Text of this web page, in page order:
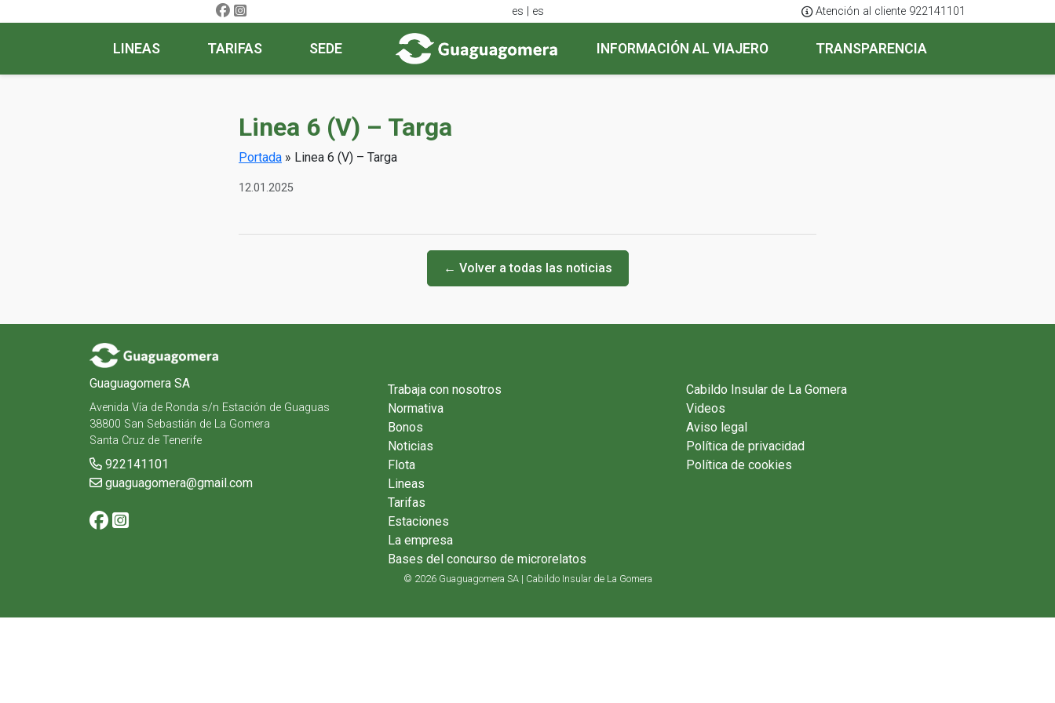
es | es Atención al cliente 922141101
LINEAS TARIFAS SEDE INFORMACIÓN AL VIAJERO TRANSPARENCIA
Linea 6 (V) – Targa
Portada » Linea 6 (V) – Targa
12.01.2025
← Volver a todas las noticias
Guaguagomera SA
Avenida Vía de Ronda s/n Estación de Guaguas
38800 San Sebastián de La Gomera
Santa Cruz de Tenerife
922141101
guaguagomera@gmail.com
Trabaja con nosotros
Normativa
Bonos
Noticias
Flota
Lineas
Tarifas
Estaciones
La empresa
Bases del concurso de microrelatos
Cabildo Insular de La Gomera
Videos
Aviso legal
Política de privacidad
Política de cookies
© 2026 Guaguagomera SA | Cabildo Insular de La Gomera